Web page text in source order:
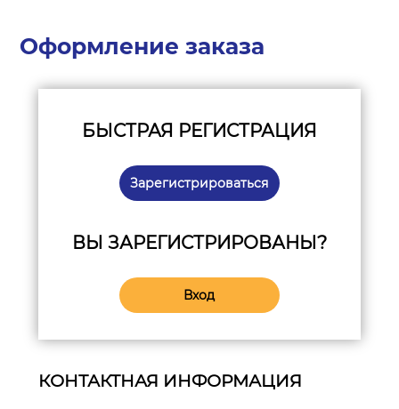
Оформление заказа
БЫСТРАЯ РЕГИСТРАЦИЯ
Зарегистрироваться
ВЫ ЗАРЕГИСТРИРОВАНЫ?
Вход
КОНТАКТНАЯ ИНФОРМАЦИЯ